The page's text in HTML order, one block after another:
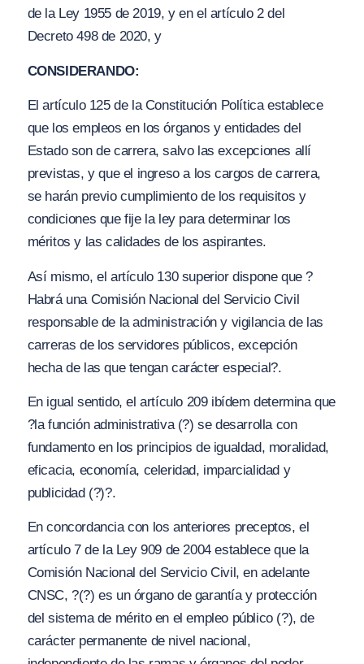
de la Ley 1955 de 2019, y en el artículo 2 del
Decreto 498 de 2020, y
CONSIDERANDO:
El artículo 125 de la Constitución Política establece
que los empleos en los órganos y entidades del
Estado son de carrera, salvo las excepciones allí
previstas, y que el ingreso a los cargos de carrera,
se harán previo cumplimiento de los requisitos y
condiciones que fije la ley para determinar los
méritos y las calidades de los aspirantes.
Así mismo, el artículo 130 superior dispone que ?
Habrá una Comisión Nacional del Servicio Civil
responsable de la administración y vigilancia de las
carreras de los servidores públicos, excepción
hecha de las que tengan carácter especial?.
En igual sentido, el artículo 209 ibídem determina que
?la función administrativa (?) se desarrolla con
fundamento en los principios de igualdad, moralidad,
eficacia, economía, celeridad, imparcialidad y
publicidad (?)?.
En concordancia con los anteriores preceptos, el
artículo 7 de la Ley 909 de 2004 establece que la
Comisión Nacional del Servicio Civil, en adelante
CNSC, ?(?) es un órgano de garantía y protección
del sistema de mérito en el empleo público (?), de
carácter permanente de nivel nacional,